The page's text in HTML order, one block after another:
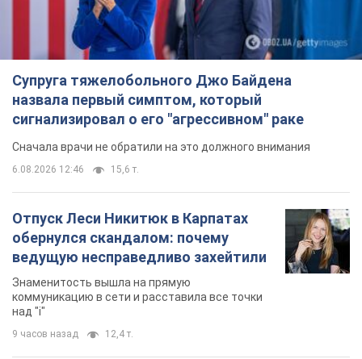
Супруга тяжелобольного Джо Байдена
назвала первый симптом, который
сигнализировал о его "агрессивном" раке
Сначала врачи не обратили на это должного внимания
6.08.2026 12:46 15,6 т.
Отпуск Леси Никитюк в Карпатах
обернулся скандалом: почему
ведущую несправедливо захейтили
Знаменитость вышла на прямую
коммуникацию в сети и расставила все точки
над "i"
9 часов назад 12,4 т.